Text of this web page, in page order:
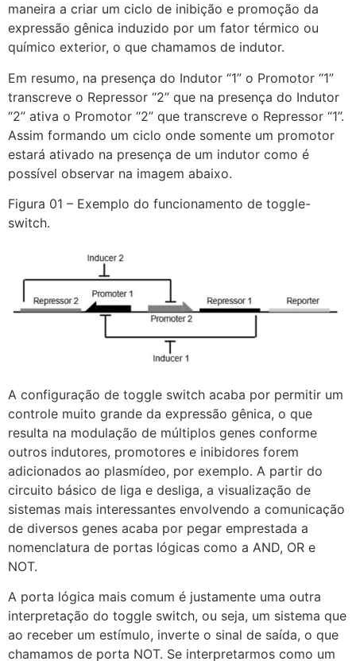
maneira a criar um ciclo de inibição e promoção da
expressão gênica induzido por um fator térmico ou
químico exterior, o que chamamos de indutor.
Em resumo, na presença do Indutor “1” o Promotor “1”
transcreve o Repressor “2” que na presença do Indutor
“2” ativa o Promotor “2” que transcreve o Repressor “1”.
Assim formando um ciclo onde somente um promotor
estará ativado na presença de um indutor como é
possível observar na imagem abaixo.
Figura 01 – Exemplo do funcionamento de toggle-
switch.
A configuração de toggle switch acaba por permitir um
controle muito grande da expressão gênica, o que
resulta na modulação de múltiplos genes conforme
outros indutores, promotores e inibidores forem
adicionados ao plasmídeo, por exemplo. A partir do
circuito básico de liga e desliga, a visualização de
sistemas mais interessantes envolvendo a comunicação
de diversos genes acaba por pegar emprestada a
nomenclatura de portas lógicas como a AND, OR e
NOT.
A porta lógica mais comum é justamente uma outra
interpretação do toggle switch, ou seja, um sistema que
ao receber um estímulo, inverte o sinal de saída, o que
chamamos de porta NOT. Se interpretarmos como um